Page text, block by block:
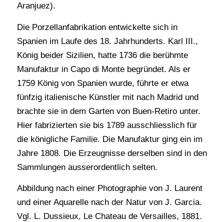
Aranjuez).
Die Porzellanfabrikation entwickelte sich in
Spanien im Laufe des 18. Jahrhunderts. Karl III.,
König beider Sizilien, hatte 1736 die berühmte
Manufaktur in Capo di Monte begründet. Als er
1759 König von Spanien wurde, führte er etwa
fünfzig italienische Künstler mit nach Madrid und
brachte sie in dem Garten von Buen-Retiro unter.
Hier fabrizierten sie bis 1789 ausschliesslich für
die königliche Familie. Die Manufaktur ging ein im
Jahre 1808. Die Erzeugnisse derselben sind in den
Sammlungen ausserordentlich selten.
Abbildung nach einer Photographie von J. Laurent
und einer Aquarelle nach der Natur von J. Garcia.
Vgl. L. Dussieux, Le Chateau de Versailles, 1881.